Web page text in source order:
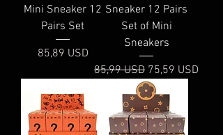
Mini Sneaker 12
Pairs Set
Prezzo
85,89 USD
Sneaker 12 Pairs
Set of Mini
Sneakers
Prezzo regolare
85,99 USD Prezzo scontato
75,59 USD